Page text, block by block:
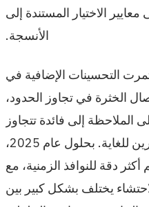
الاختيار المستندة إلى
الأنسجة.
أوائل عام 2020، استمرت التحسينات الإضافية في
الخثرة في تجاوز الحدود،
الملاحظة إلى فائدة تتجاوز
24 ساعة في مرضى مختارين للغاية. بحلول عام 2025،
دقة للنوافذ الزمنية، مع
يختلف بشكل كبير بين